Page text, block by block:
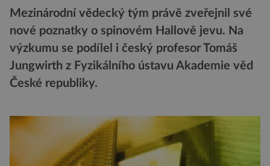
Mezinárodní vědecký tým právě zveřejnil své
nové poznatky o spinovém Hallově jevu. Na
výzkumu se podílel i český profesor Tomáš
Jungwirth z Fyzikálního ústavu Akademie věd
České republiky.